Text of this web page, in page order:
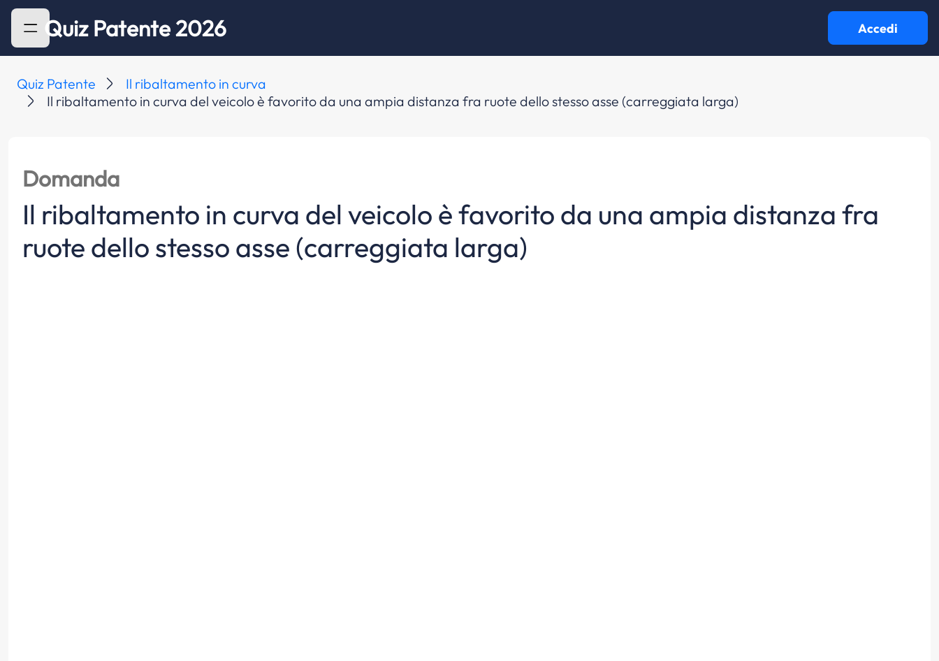
Quiz Patente 2026 Accedi
Quiz Patente
Il ribaltamento in curva
Il ribaltamento in curva del veicolo è favorito da una ampia distanza fra ruote dello stesso asse (carreggiata larga)
Domanda
Il ribaltamento in curva del veicolo è favorito da una ampia distanza fra
ruote dello stesso asse (carreggiata larga)